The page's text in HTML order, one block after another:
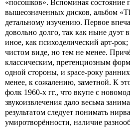
«посошков». Вспоминая состояние
вышеозначенных дисков, альбом
детальному изучению. Первое
довольно долго, так как ныне дуэт
иное, как психоделический арт-
чистом виде, но тем не менее.
классическим, претенциозным
одной стороны, и space-року
менее, к сожалению, заметной. К
фолк 1960-х гг., что вкупе с
звукоизвлечения дало весьма
результатом следует понимать
умиротворённости, наличие